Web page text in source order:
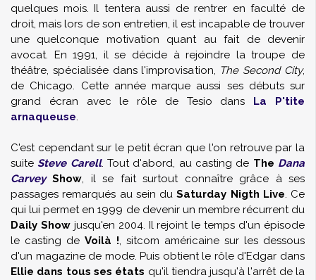
quelques mois. Il tentera aussi de rentrer en faculté de
droit, mais lors de son entretien, il est incapable de trouver
une quelconque motivation quant au fait de devenir
avocat. En 1991, il se décide à rejoindre la troupe de
théâtre, spécialisée dans l'improvisation, The Second City,
de Chicago. Cette année marque aussi ses débuts sur
grand écran avec le rôle de Tesio dans La P'tite
arnaqueuse.
C'est cependant sur le petit écran que l'on retrouve par la
suiteSteve Carell. Tout d'abord, au casting de The Dana
CarveyShow, il se fait surtout connaître grâce à ses
passages remarqués au sein duSaturday Nigth Live. Ce
qui lui permet en 1999 de devenir un membre récurrent du
Daily Showjusqu'en 2004. Il rejoint le temps d'un épisode
le casting de Voilà !, sitcom américaine sur les dessous
d'un magazine de mode. Puis obtient le rôle d'Edgar dans
Ellie dans tous ses états qu'il tiendra jusqu'à l'arrêt de la